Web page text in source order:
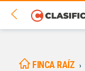
FINCA RAÍZ